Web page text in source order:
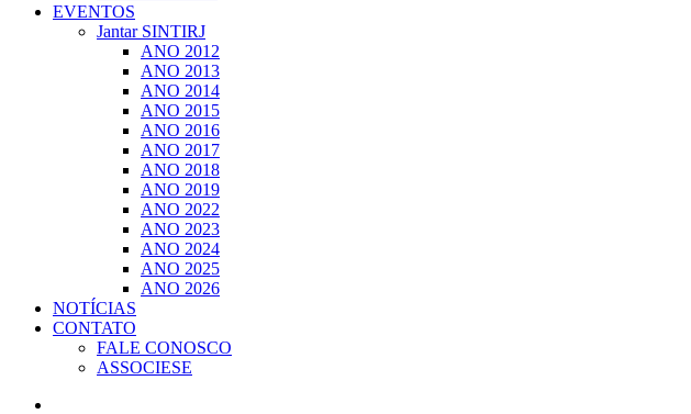
EVENTOS
Jantar SINTIRJ
ANO 2012
ANO 2013
ANO 2014
ANO 2015
ANO 2016
ANO 2017
ANO 2018
ANO 2019
ANO 2022
ANO 2023
ANO 2024
ANO 2025
ANO 2026
NOTÍCIAS
CONTATO
FALE CONOSCO
ASSOCIESE